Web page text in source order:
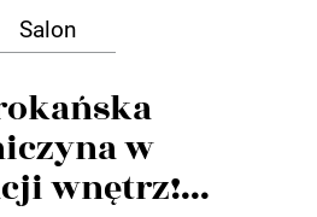
Salon
w
wnętrz!...